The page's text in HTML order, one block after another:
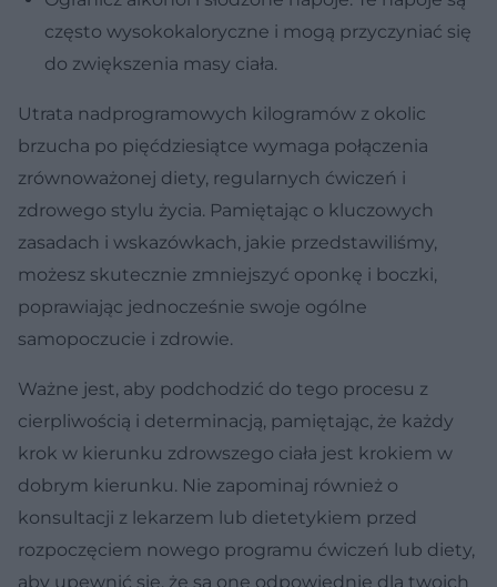
często wysokokaloryczne i mogą przyczyniać się
do zwiększenia masy ciała.
Utrata nadprogramowych kilogramów z okolic
brzucha po pięćdziesiątce wymaga połączenia
zrównoważonej diety, regularnych ćwiczeń i
zdrowego stylu życia. Pamiętając o kluczowych
zasadach i wskazówkach, jakie przedstawiliśmy,
możesz skutecznie zmniejszyć oponkę i boczki,
poprawiając jednocześnie swoje ogólne
samopoczucie i zdrowie.
Ważne jest, aby podchodzić do tego procesu z
cierpliwością i determinacją, pamiętając, że każdy
krok w kierunku zdrowszego ciała jest krokiem w
dobrym kierunku. Nie zapominaj również o
konsultacji z lekarzem lub dietetykiem przed
rozpoczęciem nowego programu ćwiczeń lub diety,
aby upewnić się, że są one odpowiednie dla twoich